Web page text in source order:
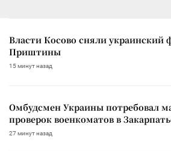
Власти Косово сняли украинский
Приштины
15 минут назад
Омбудсмен Украины потребовал
проверок военкоматов в
27 минут назад